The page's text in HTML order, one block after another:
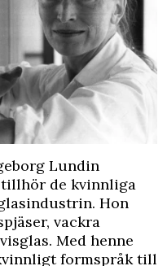
Lundin
tillhör de kvinnliga
Hon
vackra
Med henne
formspråk till